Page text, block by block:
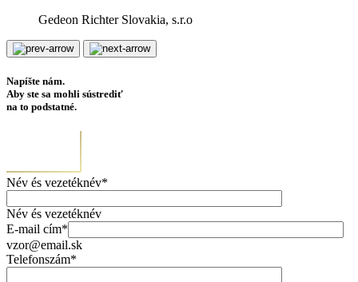
Gedeon Richter Slovakia, s.r.o
Napíšte nám.
Aby ste sa mohli sústrediť
na to podstatné.
Név és vezetéknév*
Név és vezetéknév
E-mail cím*
vzor@email.sk
Telefonszám*